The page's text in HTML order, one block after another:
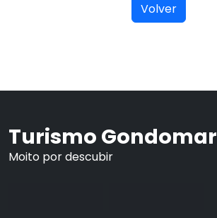
Volver
Turismo Gondomar
Moito por descubir